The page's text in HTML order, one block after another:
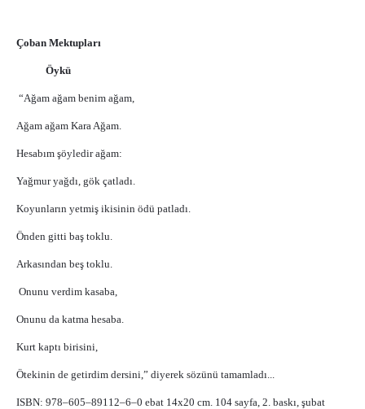
Çoban Mektupları
Öykü
“Ağam ağam benim ağam,
Ağam ağam Kara Ağam.
Hesabım şöyledir ağam:
Yağmur yağdı, gök çatladı.
Koyunların yetmiş ikisinin ödü patladı.
Önden gitti baş toklu.
Arkasından beş toklu.
Onunu verdim kasaba,
Onunu da katma hesaba.
Kurt kaptı birisini,
Ötekinin de getirdim dersini,” diyerek sözünü tamamladı...
ISBN: 978–605–89112–6–0 ebat 14x20 cm. 104 sayfa, 2. baskı, şubat